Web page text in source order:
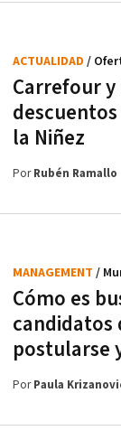
Carrefour
la Niñez
ACTUALIDAD /
PorRubén Ramallo
Cómo es
candidatos
postularse
MANAGEMENT /
PorPaula